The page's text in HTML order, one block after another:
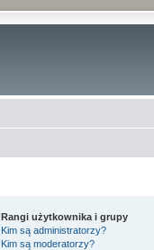
Rangi użytkownika i grupy
Kim są administratorzy?
Kim są moderatorzy?